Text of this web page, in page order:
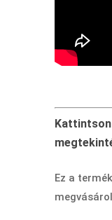
Ez a